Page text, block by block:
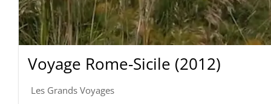
Voyage Rome-Sicile (2012)
Les Grands Voyages